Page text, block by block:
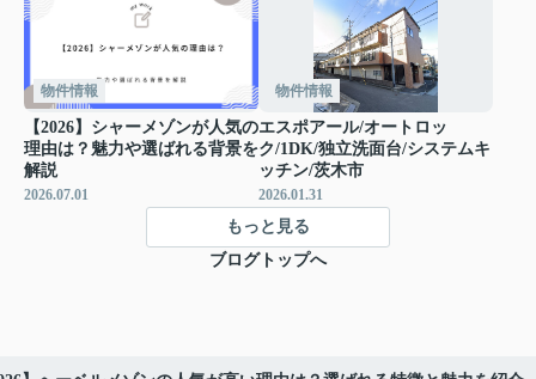
物件情報
【2026】シャーメゾンが人気の
理由は？魅力や選ばれる背景を
解説
2026.07.01
物件情報
エスポアール/オートロッ
ク/1DK/独立洗面台/システムキ
ッチン/茨木市
2026.01.31
もっと見る
ブログトップへ